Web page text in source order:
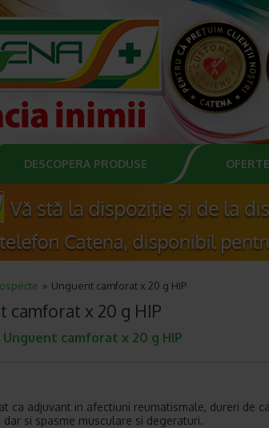
DESCOPERA PRODUSE OFERTE
Unguent camforat x 20 g HIP
camforat x 20 g HIP
camforat x 20 g HIP
ca adjuvant in afectiuni reumatismale, dureri de
dar si spasme musculare si degeraturi.